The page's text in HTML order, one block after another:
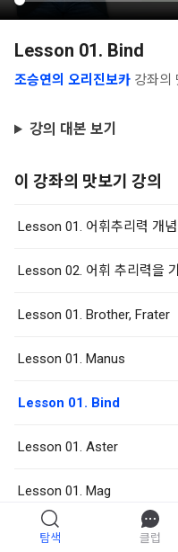
Lesson 01. Bind
조승연의 오리진보카 강좌의
강의 대본 보기
이 강좌의 맛보기 강의
Lesson 01. 어휘추리력 개념
Lesson 02. 어휘 추리력을
Lesson 01. Brother, Frater
Lesson 01. Manus
Lesson 01. Bind
Lesson 01. Aster
Lesson 01. Mag
탐색 클럽